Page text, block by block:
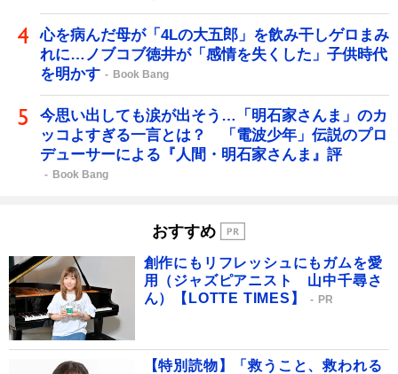
心を病んだ母が「4Lの大五郎」を飲み干しゲロまみ
れに…ノブコブ徳井が「感情を失くした」子供時代
を明かす
Book Bang
今思い出しても涙が出そう…「明石家さんま」のカ
ッコよすぎる一言とは？ 「電波少年」伝説のプロ
デューサーによる『人間・明石家さんま』評
Book Bang
おすすめ
創作にもリフレッシュにもガムを愛
用（ジャズピアニスト 山中千尋さ
ん）【LOTTE TIMES】
PR
【特別読物】「救うこと、救われる